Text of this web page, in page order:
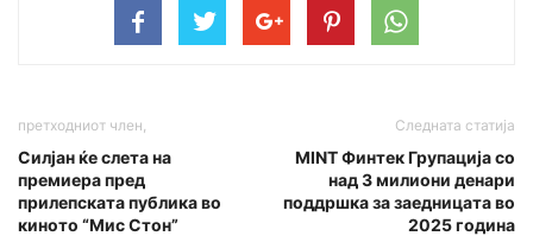
претходниот член,
Силјан ќе слета на
премиера пред
прилепската публика во
киното “Мис Стон”
Следната статија
MINT Финтек Групација со
над 3 милиони денари
поддршка за заедницата во
2025 година